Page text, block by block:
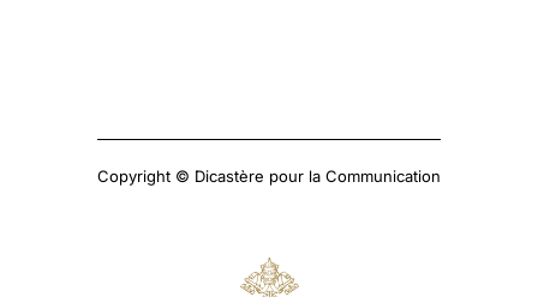
Copyright © Dicastère pour la Communication